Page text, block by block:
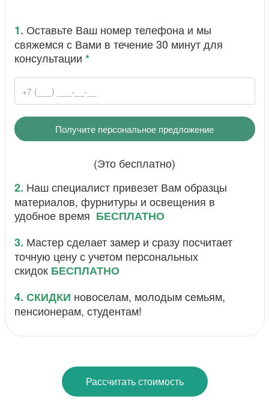
1. ​Оставьте Ваш номер телефона и мы
свяжемся с Вами в течение 30 минут для
консультации *
(Это бесплатно)
2. Наш специалист привезет Вам образцы
материалов, фурнитуры и освещения в
удобное время БЕСПЛАТНО
3. Мастер сделает замер и сразу посчитает
точную цену с учетом персональных
скидок БЕСПЛАТНО
4. СКИДКИ новоселам, молодым семьям,
пенсионерам, студентам!
Рассчитать стоимость